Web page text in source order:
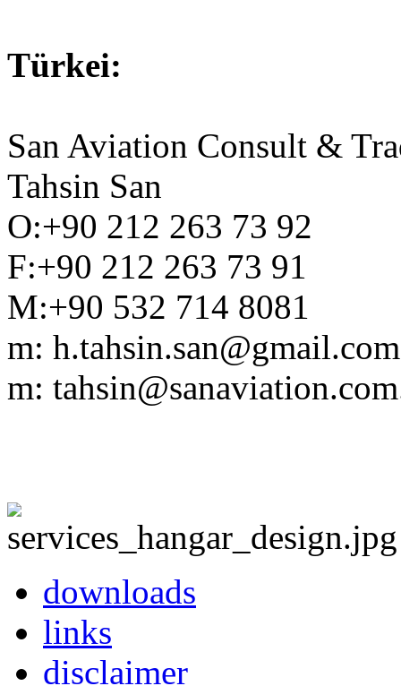
Türkei:
San Aviation Consult &
Tahsin San
O:+90 212 263 73 92
F:+90 212 263 73 91
M:+90 532 714 8081
m: h.tahsin.san@gmail.com
m:
downloads
links
disclaimer